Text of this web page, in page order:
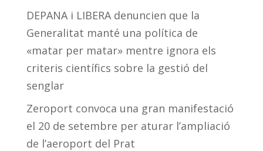
DEPANA i LIBERA denuncien que la
Generalitat manté una política de
«matar per matar» mentre ignora els
criteris científics sobre la gestió del
senglar
Zeroport convoca una gran manifestació
el 20 de setembre per aturar l’ampliació
de l’aeroport del Prat